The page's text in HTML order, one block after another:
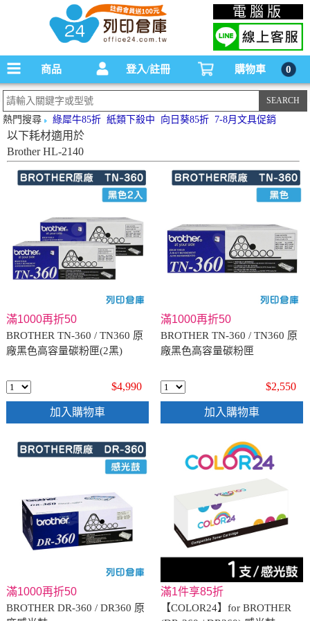
碳粉匣，墨水匣,原廠碳粉匣，副廠碳粉匣，環保碳粉匣,連續供墨印表機-office24列印
倉庫線上購物手機版
電腦版
商品 登入/註冊 購物車 0
熱門搜尋 綠犀牛85折 紙類下殺中 向日葵85折 7-8月文具促銷
以下耗材適用於
Brother HL-2140
滿1000再折50
BROTHER TN-360 / TN360 原
廠黑色高容量碳粉匣(2黑)
$4,990
加入購物車
滿1000再折50
BROTHER TN-360 / TN360 原
廠黑色高容量碳粉匣
$2,550
加入購物車
滿1000再折50
BROTHER DR-360 / DR360 原
滿1件享85折
【COLOR24】for BROTHER